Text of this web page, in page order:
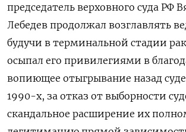
председатель верховного суда РФ
Лебедев продолжал возглавлять
будучи в терминальной стадии
осыпал его привилегиями в
вопиющее отыгрывание назад
1990-х, за отказ от выборности
скандальное расширение их